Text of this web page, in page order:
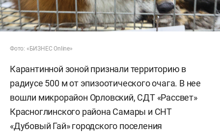
Фото: «БИЗНЕС Online»
Карантинной зоной признали территорию в
радиусе 500 м от эпизоотического очага. В нее
вошли микрорайон Орловский, СДТ «Рассвет»
Красноглинского района Самары и СНТ
«Дубовый Гай» городского поселения